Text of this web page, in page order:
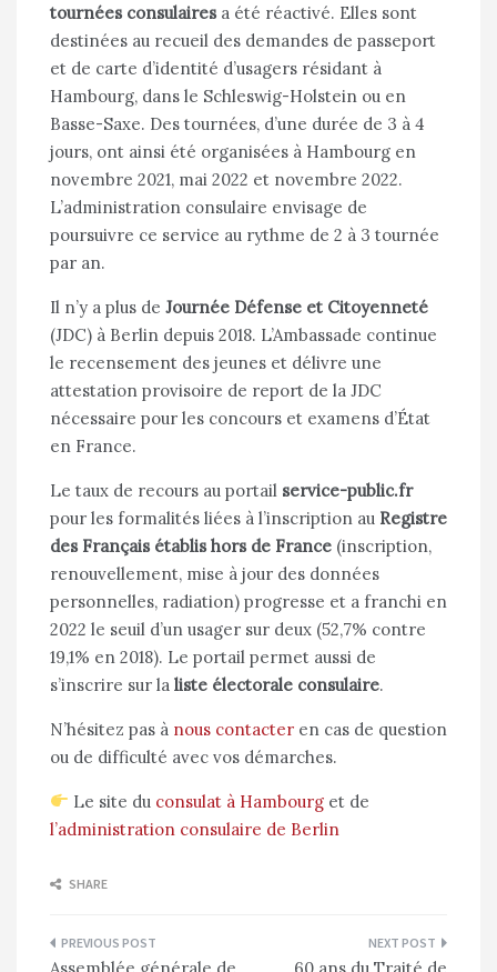
tournées consulaires a été réactivé. Elles sont
destinées au recueil des demandes de passeport
et de carte d’identité d’usagers résidant à
Hambourg, dans le Schleswig-Holstein ou en
Basse-Saxe. Des tournées, d’une durée de 3 à 4
jours, ont ainsi été organisées à Hambourg en
novembre 2021, mai 2022 et novembre 2022.
L’administration consulaire envisage de
poursuivre ce service au rythme de 2 à 3 tournée
par an.
Il n’y a plus de Journée Défense et Citoyenneté
(JDC) à Berlin depuis 2018. L’Ambassade continue
le recensement des jeunes et délivre une
attestation provisoire de report de la JDC
nécessaire pour les concours et examens d’État
en France.
Le taux de recours au portail service-public.fr
pour les formalités liées à l’inscription au Registre
des Français établis hors de France (inscription,
renouvellement, mise à jour des données
personnelles, radiation) progresse et a franchi en
2022 le seuil d’un usager sur deux (52,7% contre
19,1% en 2018). Le portail permet aussi de
s’inscrire sur la liste électorale consulaire.
N’hésitez pas à nous contacter en cas de question
ou de difficulté avec vos démarches.
Le site du consulat à Hambourg et de
l’administration consulaire de Berlin
SHARE
Navigation
Assemblée générale de 60 ans du Traité de